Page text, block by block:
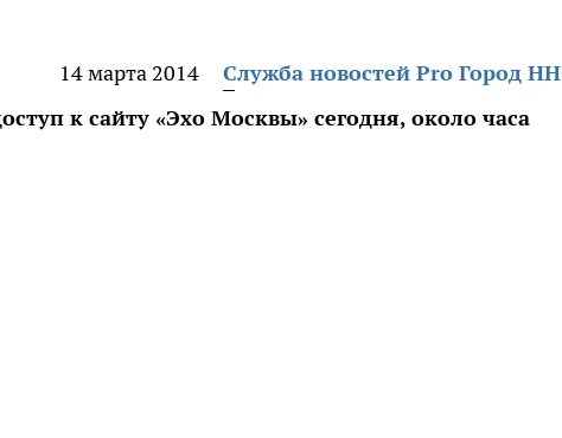
14 марта 2014
Служба новостей Pro Город НН
к сайту «Эхо Москвы» сегодня, около часа